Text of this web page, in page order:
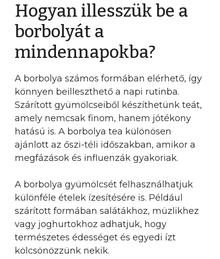
Hogyan illesszük be a
borbolyát a
mindennapokba?
A borbolya számos formában elérhető, így
könnyen beilleszthető a napi rutinba.
Szárított gyümölcseiből készíthetünk teát,
amely nemcsak finom, hanem jótékony
hatású is. A borbolya tea különösen
ajánlott az őszi-téli időszakban, amikor a
megfázások és influenzák gyakoriak.
A borbolya gyümölcsét felhasználhatjuk
különféle ételek ízesítésére is. Például
szárított formában salátákhoz, müzlikhez
vagy joghurtokhoz adhatjuk, hogy
természetes édességet és egyedi ízt
kölcsönözzünk nekik.